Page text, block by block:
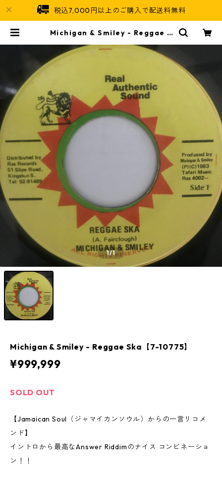
税込7,000円以上のご購入で配送料無料
Michigan & Smiley - Reggae S
1/1
Michigan & Smiley - Reggae Ska【7-10775】
¥999,999
SOLD OUT
【Jamaican Soul（ジャマイカンソウル）からの一言リコメ
ンド】
イントロから最高なAnswer Riddimのナイス コンビネーショ
ン！！